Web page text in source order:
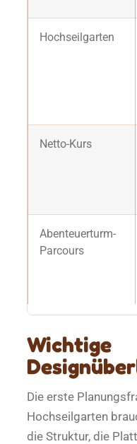
Hochseilgarten
Netto-Kurs
Abenteuerturm-
Parcours
Wichtige
Die erste
Hochseilgarten
die Struktur, die